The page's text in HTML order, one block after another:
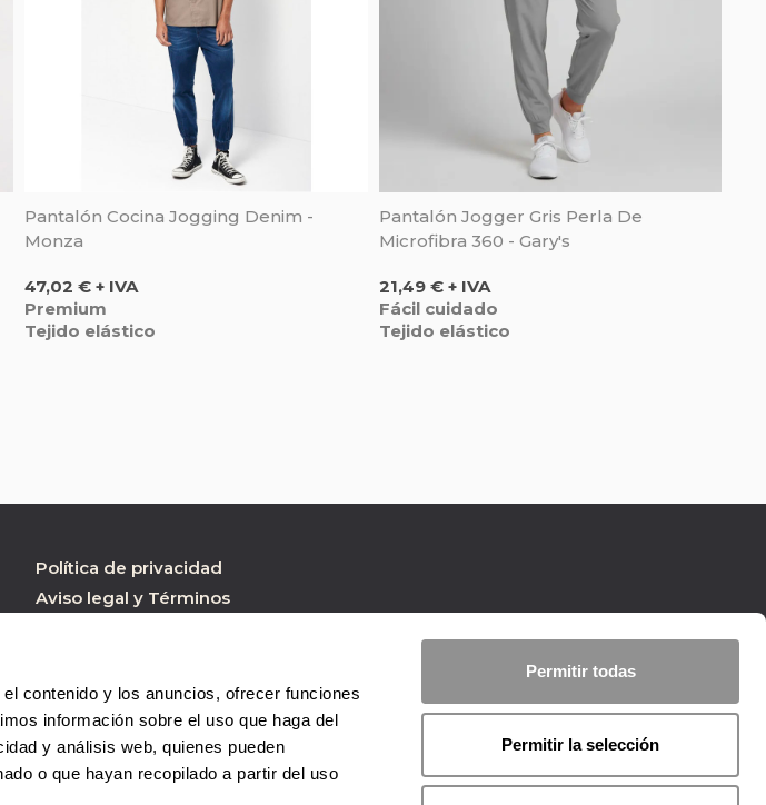
contenido y los anuncios, ofrecer funciones
información sobre el uso que haga del
y análisis web, quienes pueden
o que hayan recopilado a partir del uso
Permitir todas
Permitir la selección
Pantalón Cocina Jogging Denim -
Monza
Precio
47,02 € + IVA
Premium
Tejido elástico
Pantalón Jogger Gris Perla De
Microfibra 360 - Gary's
Precio
21,49 € + IVA
Fácil cuidado
Tejido elástico
Política de privacidad
Aviso legal y Términos
Condiciones de